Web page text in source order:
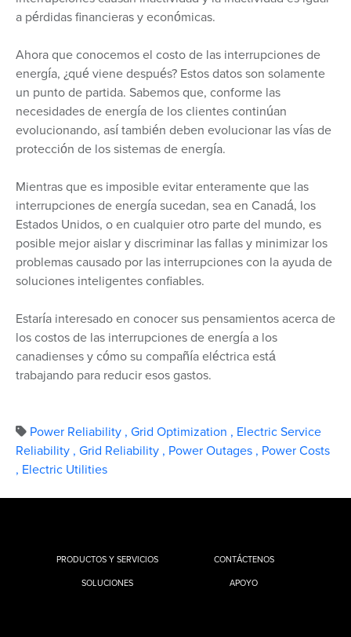
a pérdidas financieras y económicas.
Ahora que conocemos el costo de las interrupciones de
energía, ¿qué viene después? Estos datos son solamente
un punto de partida. Sabemos que, conforme las
necesidades de energía de los clientes continúan
evolucionando, así también deben evolucionar las vías de
protección de los sistemas de energía.
Mientras que es imposible evitar enteramente que las
interrupciones de energía sucedan, sea en Canadá, los
Estados Unidos, o en cualquier otro parte del mundo, es
posible mejor aislar y discriminar las fallas y minimizar los
problemas causado por las interrupciones con la ayuda de
soluciones inteligentes confiables.
Estaría interesado en conocer sus pensamientos acerca de
los costos de las interrupciones de energía a los
canadienses y cómo su compañía eléctrica está
trabajando para reducir esos gastos.
Power Reliability , Grid Optimization , Electric Service
Reliability , Grid Reliability , Power Outages , Power Costs
, Electric Utilities
PRODUCTOS Y SERVICIOS
SOLUCIONES
CONTÁCTENOS
APOYO